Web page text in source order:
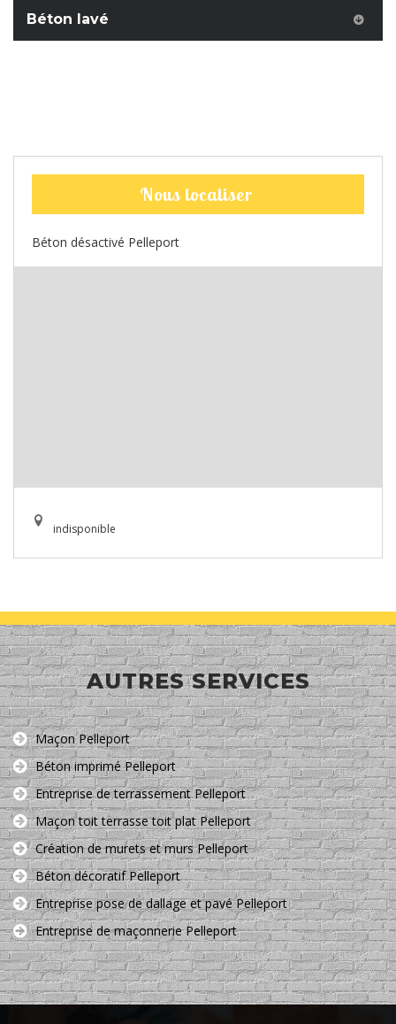
Béton lavé
Nous localiser
Béton désactivé Pelleport
indisponible
AUTRES SERVICES
Maçon Pelleport
Béton imprimé Pelleport
Entreprise de terrassement Pelleport
Maçon toit terrasse toit plat Pelleport
Création de murets et murs Pelleport
Béton décoratif Pelleport
Entreprise pose de dallage et pavé Pelleport
Entreprise de maçonnerie Pelleport